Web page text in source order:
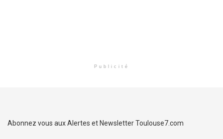
Publicité
Abonnez vous aux Alertes et Newsletter Toulouse7.com